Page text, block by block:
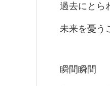
過去にとら
未来を憂う
瞬間瞬間